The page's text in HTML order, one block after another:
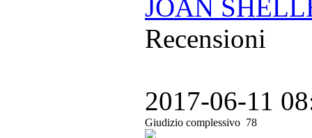
JOAN
Recensioni
2017-06-11
Giudizio complessivo 78